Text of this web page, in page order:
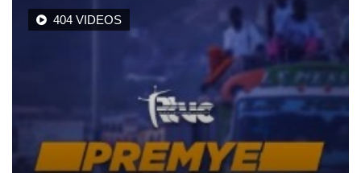
404 VIDEOS